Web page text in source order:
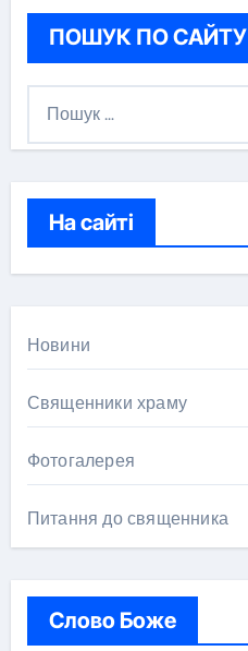
ПОШУК ПО САЙТУ
:
На сайті
Новини
Священники храму
Фотогалерея
Питання до священника
Слово Боже